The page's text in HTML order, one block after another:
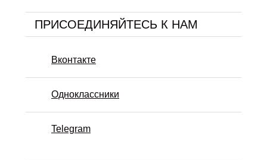
ПРИСОЕДИНЯЙТЕСЬ К НАМ
Вконтакте
Одноклассники
Telegram